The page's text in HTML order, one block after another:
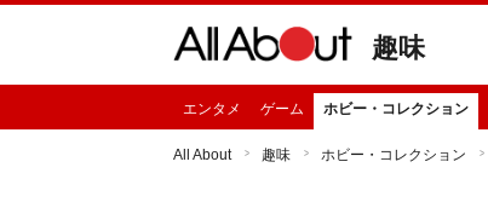
趣味
エンタメ ゲーム ホビー・コレクション
All About 趣味 ホビー・コレクション